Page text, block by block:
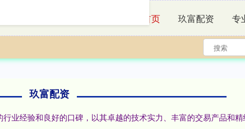
首页 玖富配资 专
玖富配资
业经验和良好的口碑，以其卓越的技术实力、丰富的交易产品和